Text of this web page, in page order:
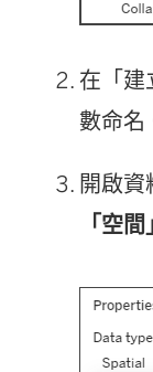
在「建
數命名
開啟
「空間」